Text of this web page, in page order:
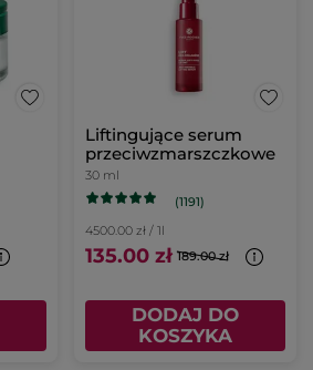
Liftingujące serum
przeciwzmarszczkowe
30 ml
(1191)
4500.00 zł / 1l
135.00 zł 189.00 zł
DODAJ DO
KOSZYKA